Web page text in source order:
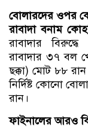
বোলারদের ওপর
রাবাদা বনাম
রাবাদার
রাবাদার ৩৭ বল
ছক্কা) মোট ৮৮
নির্দিষ্ট কোনো
রান।
ফাইনালের আরও